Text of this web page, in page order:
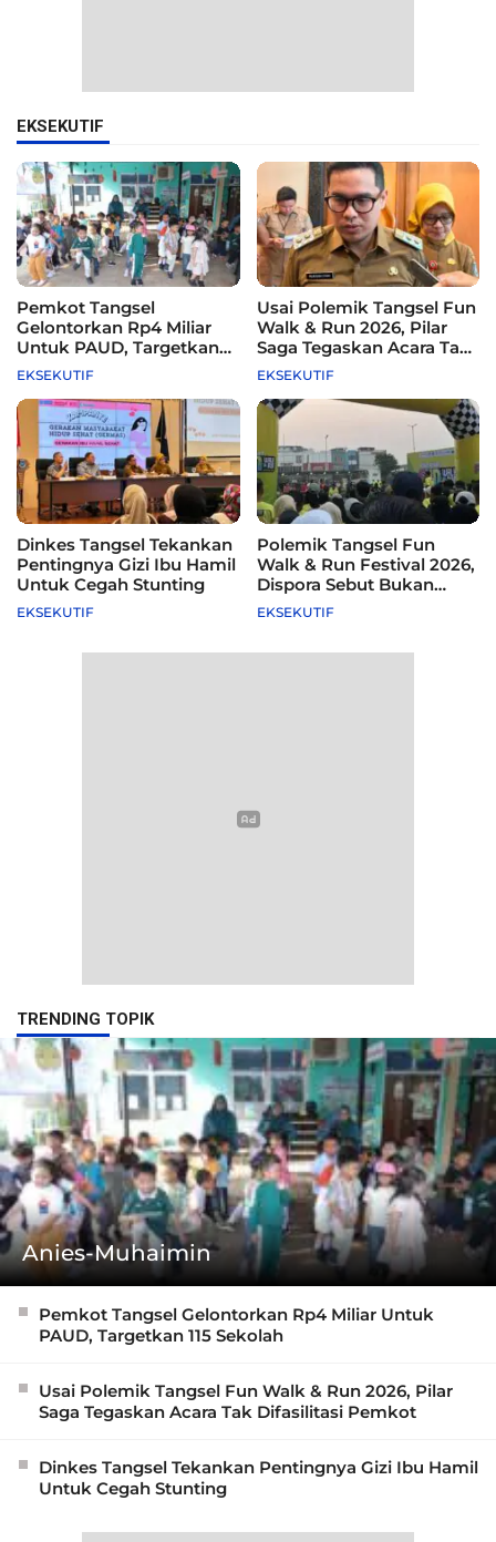
EKSEKUTIF
Pemkot Tangsel
Gelontorkan Rp4 Miliar
Untuk PAUD, Targetkan
115 Sekolah
EKSEKUTIF
Usai Polemik Tangsel Fun
Walk & Run 2026, Pilar
Saga Tegaskan Acara Tak
Difasilitasi Pemkot
EKSEKUTIF
Dinkes Tangsel Tekankan
Pentingnya Gizi Ibu Hamil
Untuk Cegah Stunting
EKSEKUTIF
Polemik Tangsel Fun
Walk & Run Festival 2026,
Dispora Sebut Bukan
Agenda Pemkot
EKSEKUTIF
TRENDING TOPIK
Anies-Muhaimin
Pemkot Tangsel Gelontorkan Rp4 Miliar Untuk
PAUD, Targetkan 115 Sekolah
Usai Polemik Tangsel Fun Walk & Run 2026, Pilar
Saga Tegaskan Acara Tak Difasilitasi Pemkot
Dinkes Tangsel Tekankan Pentingnya Gizi Ibu Hamil
Untuk Cegah Stunting